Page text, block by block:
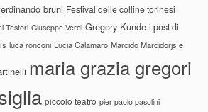
bruni Festival delle colline torinesi
Testori Giuseppe Verdi Gregory Kunde i post di
luca ronconi Lucia Calamaro Marcido Marcidorjs e
maria grazia gregori
piccolo teatro pier paolo pasolini